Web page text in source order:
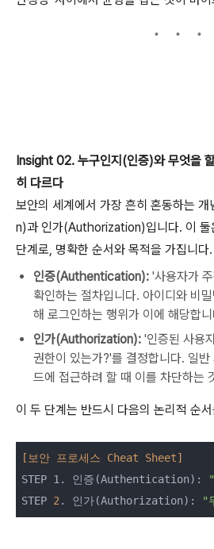
Insight 02. 누구인지(인증)와 무엇을
히 다르다
보안의 세계에서 가장 흔히 혼동하는
n)과 인가(Authorization)입니다. 이 둘
단계로, 명확한 순서와 목적을 가집니다.
인증(Authentication): '사용자가
확인하는 절차입니다. 아이디와 비
해 로그인하는 행위가 이에 해당합
인가(Authorization): '인증된 사용
권한이 있는가?'를 결정합니다. 일
드에 접근하려 할 때 이를 차단하는
이 두 단계는 반드시 다음의 논리적 순
[보안 프로세스 Cheat Sheet]
STEP 1. 인증(Authentication):
STEP 2 . 인가(Authorization): "